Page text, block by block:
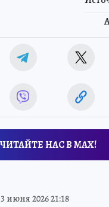
ЧИТАЙТЕ НАС В МАХ!
3 июня 2026 21:18